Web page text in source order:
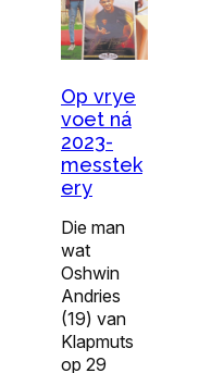
Op vrye
voet ná
2023-
messtek
ery
Die man
wat
Oshwin
Andries
(19) van
Klapmuts
op 29